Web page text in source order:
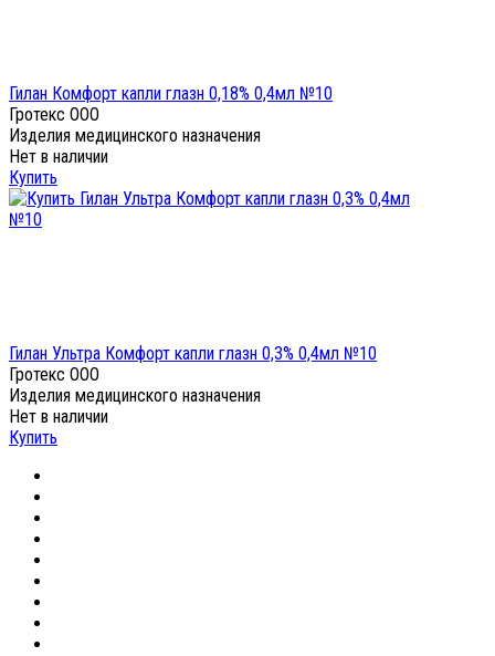
Гилан Комфорт капли глазн 0,18% 0,4мл №10
Гротекс ООО
Изделия медицинского назначения
Нет в наличии
Купить
Гилан Ультра Комфорт капли глазн 0,3% 0,4мл №10
Гротекс ООО
Изделия медицинского назначения
Нет в наличии
Купить